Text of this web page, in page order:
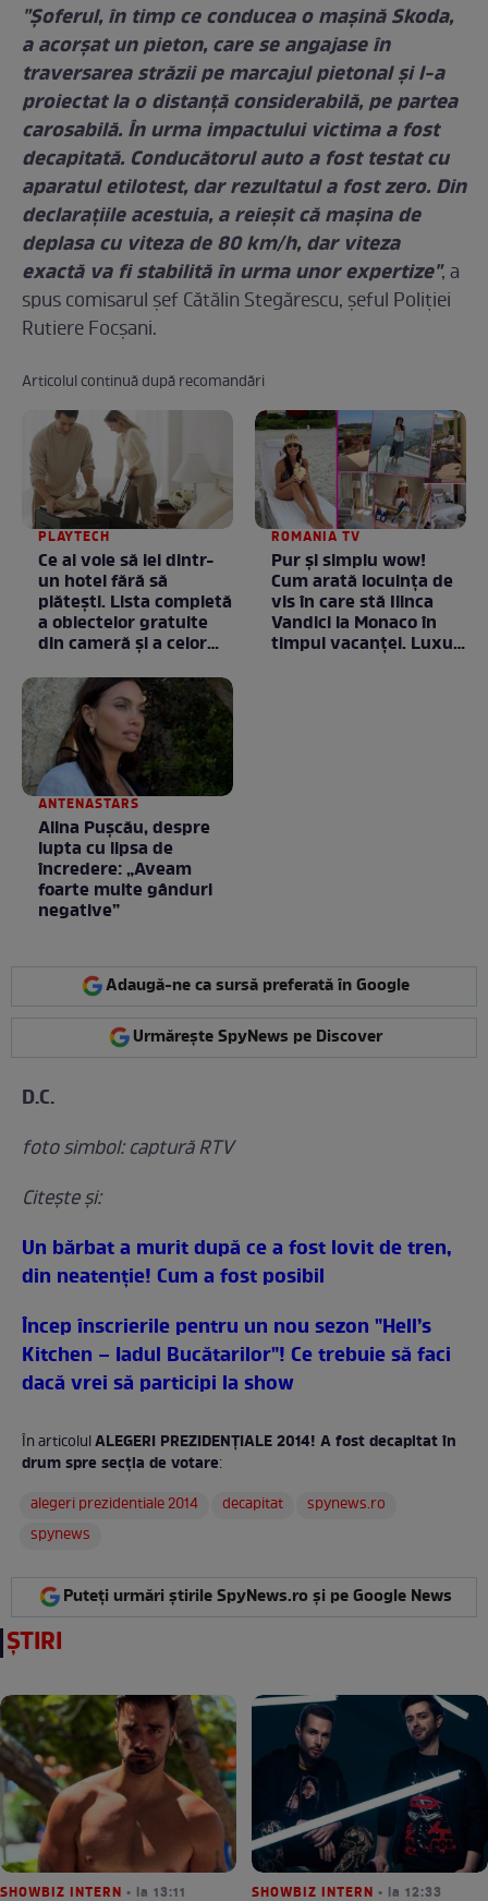
"Şoferul, în timp ce conducea o maşină Skoda,
a acorşat un pieton, care se angajase în
traversarea străzii pe marcajul pietonal şi l-a
proiectat la o distanţă considerabilă, pe partea
carosabilă. În urma impactului victima a fost
decapitată. Conducătorul auto a fost testat cu
aparatul etilotest, dar rezultatul a fost zero. Din
declaraţiile acestuia, a reieşit că maşina de
deplasa cu viteza de 80 km/h, dar viteza
exactă va fi stabilită în urma unor expertize", a
spus comisarul şef Cătălin Stegărescu, şeful Poliţiei
Rutiere Focşani.
Articolul continuă după recomandări
PLAYTECH
Ce ai voie să iei dintr-
un hotel fără să
plătești. Lista completă
a obiectelor gratuite
din cameră și a celor
proprietatea unității
ROMANIA TV
Pur și simplu wow!
Cum arată locuința de
vis în care stă Ilinca
Vandici la Monaco în
timpul vacanței. Luxul
ANTENASTARS
Alina Pușcău, despre
lupta cu lipsa de
încredere: „Aveam
foarte multe gânduri
negative”
Adaugă-ne ca sursă preferată în Google
Urmărește SpyNews pe Discover
D.C.
foto simbol: captură RTV
Citeşte şi:
Un bărbat a murit după ce a fost lovit de tren,
din neatenție! Cum a fost posibil
Încep înscrierile pentru un nou sezon "Hell’s
Kitchen – Iadul Bucătarilor"! Ce trebuie să faci
dacă vrei să participi la show
În articolulALEGERI PREZIDENŢIALE 2014! A fost decapitat în
drum spre secţia de votare:
alegeri prezidentiale 2014
decapitat
spynews.ro
spynews
Puteți urmări știrile SpyNews.ro și pe Google News
ȘTIRI
SHOWBIZ INTERN • la 13:11 SHOWBIZ INTERN • la 12:33